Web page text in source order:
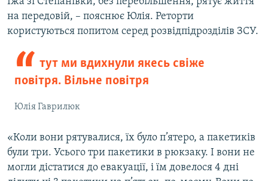
на передовій, – пояснює Юлія. Реторти
користуються попитом серед розвідпідрозділів ЗСУ.
тут ми вдихнули якесь свіже
повітря. Вільне повітря
Юлія Гаврилюк
«Коли вони рятувалися, їх було п’ятеро, а пакетиків
були три. Усього три пакетики в рюкзаку. І вони не
могли дістатися до евакуації, і їм довелося 4 дні